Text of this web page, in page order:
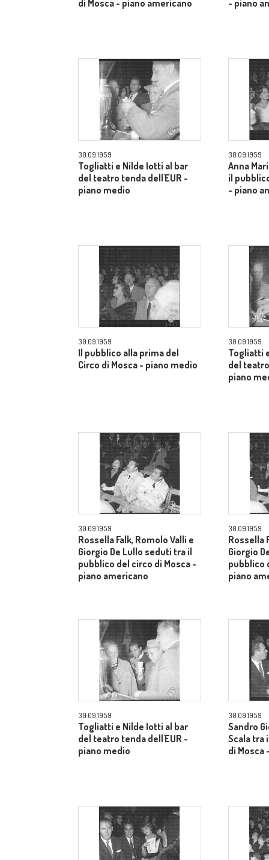
di Mosca - piano americano - piano
30.09.1959
Togliatti e Nilde Iotti al bar
del teatro tenda dell'EUR -
piano medio
30.09.1959
Anna
il
- piano
30.09.1959
Il pubblico alla prima del
Circo di Mosca - piano medio
30.09.1959
Togliatti
del
piano
30.09.1959
Rossella Falk, Romolo Valli e
Giorgio De Lullo seduti tra il
pubblico del circo di Mosca -
piano americano
30.09.1959
Rossella
Giorgio
pubblico
piano
30.09.1959
Togliatti e Nilde Iotti al bar
del teatro tenda dell'EUR -
piano medio
30.09.1959
Sandro
Scala tra
di Mosca